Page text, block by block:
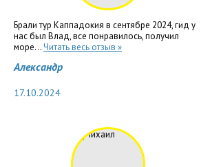
Брали тур Каппадокия в сентябре 2024, гид у
нас был Влад, все понравилось, получил
море...Читать весь отзыв »
Александр
17.10.2024